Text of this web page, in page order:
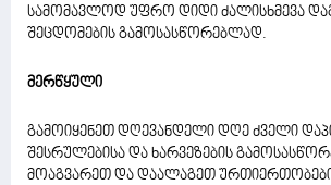
სამომავლოდ უფრო დიდი ძალისხმევა
შეცდომების გამოსასწორებლად.
მერწყული
გამოიყენეთ დღევანდელი დღე ძველი
შესრულებისა და ხარვეზების
მოაგვარეთ და დაალაგეთ